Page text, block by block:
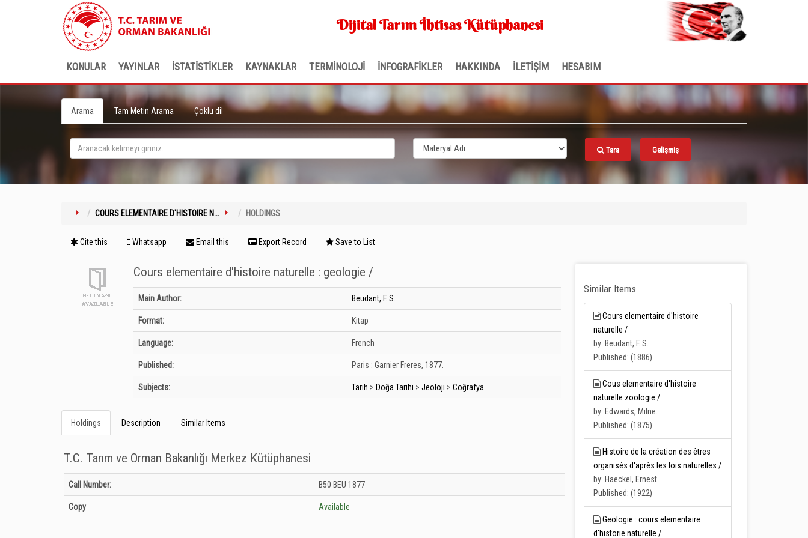
Dijital Tarım İhtisas Kütüphanesi
KONULAR YAYINLAR İSTATİSTİKLER KAYNAKLAR TERMİNOLOJİ İNFOGRAFİKLER HAKKINDA İLETİŞİM HESABIM
Arama Tam Metin Arama Çoklu dil
Tara Gelişmiş
COURS ELEMENTAIRE D'HISTOIRE N... HOLDINGS
Cite this Whatsapp Email this Export Record Save to List
Cours elementaire d'histoire naturelle : geologie /
Bibliographic Details
Main Author: Beudant, F. S.
Format: Kitap
Language: French
Published: Paris : Garnier Freres, 1877.
Subjects: Tarih > Doğa Tarihi > Jeoloji > Coğrafya
Holdings Description Similar Items
T.C. Tarım ve Orman Bakanlığı Merkez Kütüphanesi
Holdings details from T.C. Tarım ve Orman Bakanlığı Merkez Kütüphanesi: Unknown
Call Number: B50 BEU 1877
Copy Available
Similar Items
Cours elementaire d'histoire
naturelle /
by: Beudant, F. S.
Published: (1886)
Cous elementaire d'histoire
naturelle zoologie /
by: Edwards, Milne.
Published: (1875)
Histoire de la création des êtres
organisés d'après les lois naturelles /
by: Haeckel, Ernest
Published: (1922)
Geologie : cours elementaire
d'historie naturelle /